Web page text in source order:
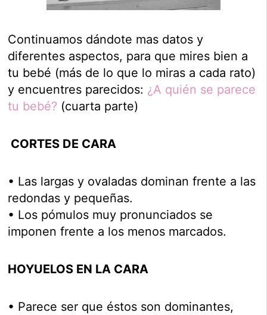
Continuamos dándote mas datos y
diferentes aspectos, para que mires bien a
tu bebé (más de lo que lo miras a cada rato)
y encuentres parecidos: ¿A quién se parece
tu bebé? (cuarta parte)
CORTES DE CARA
• Las largas y ovaladas dominan frente a las
redondas y pequeñas.
• Los pómulos muy pronunciados se
imponen frente a los menos marcados.
HOYUELOS EN LA CARA
• Parece ser que éstos son dominantes,